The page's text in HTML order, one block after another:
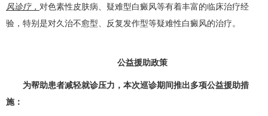
风诊疗， 对色素性皮肤病、疑难型白癜风等有着丰富的临床治疗经
验，特别是对久治不愈型、反复发作型等疑难性白癜风的治疗。
公益援助政策
为帮助患者减轻就诊压力，本次巡诊期间推出多项公益援助措
施：